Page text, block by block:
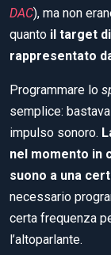
DAC), ma non
quanto il target
rappresentato
Programmare lo
semplice:
impulso sonoro.
nel momento in
suono a una
necessario
certa frequenza
l’altoparlante.